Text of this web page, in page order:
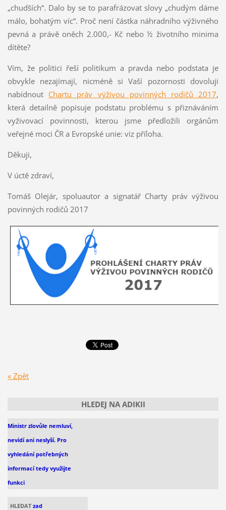
„chudších“. Dalo by se to parafrázovat slovy „chudým dáme
málo, bohatým víc“. Proč není částka náhradního výživného
pevná a právě oněch 2.000,- Kč nebo ½ životního minima
dítěte?
Vím, že politici řeší politikum a pravda nebo podstata je
obvykle nezajímají, nicméně si Vaší pozornosti dovoluji
nabídnout Chartu práv výživou povinných rodičů 2017,
která detailně popisuje podstatu problému s přiznáváním
vyživovací povinnosti, kterou jsme předložili orgánům
veřejné moci ČR a Evropské unie: viz příloha.
Děkuji,
V úctě zdraví,
Tomáš Olejár, spoluautor a signatář Charty práv výživou
povinných rodičů 2017
« Zpět
HLEDEJ NA ADIKII
Ministr zlovůle nemluví,
nevidíani neslyší. Pro
vyhledánípotřebných
informacítedy využijte
funkci
HLEDAT zad